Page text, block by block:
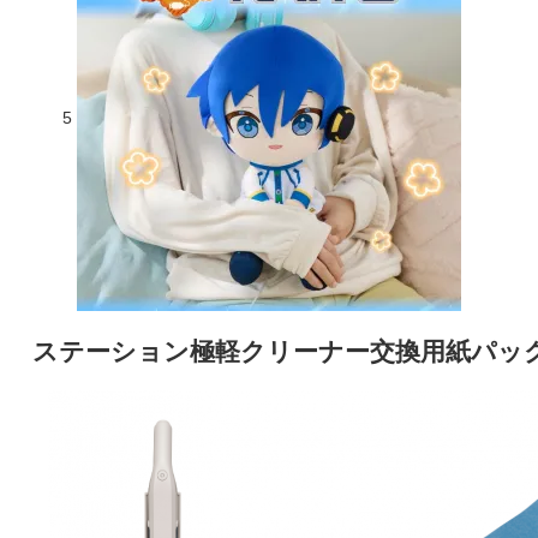
5
ステーション極軽クリーナー交換用紙パッ